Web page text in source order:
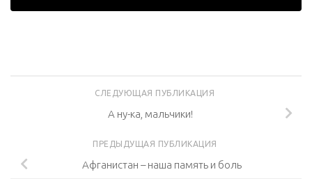
СЛЕДУЮЩАЯ ПУБЛИКАЦИЯ
А ну-ка, мальчики!
ПРЕДЫДУЩАЯ ПУБЛИКАЦИЯ
Афганистан – наша память и боль